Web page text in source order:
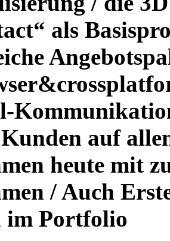
als
auf
heute mit
/ Auch
im Portfolio